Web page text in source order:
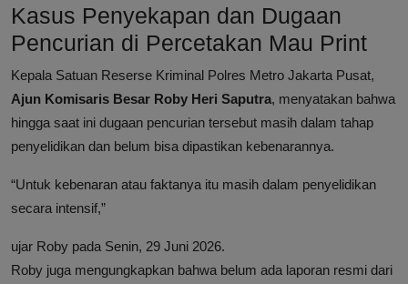
Kasus Penyekapan dan Dugaan
Pencurian di Percetakan Mau Print
Kepala Satuan Reserse Kriminal Polres Metro Jakarta Pusat,
Ajun Komisaris Besar Roby Heri Saputra, menyatakan bahwa
hingga saat ini dugaan pencurian tersebut masih dalam tahap
penyelidikan dan belum bisa dipastikan kebenarannya.
“Untuk kebenaran atau faktanya itu masih dalam penyelidikan
secara intensif,”
ujar Roby pada Senin, 29 Juni 2026.
Roby juga mengungkapkan bahwa belum ada laporan resmi dari